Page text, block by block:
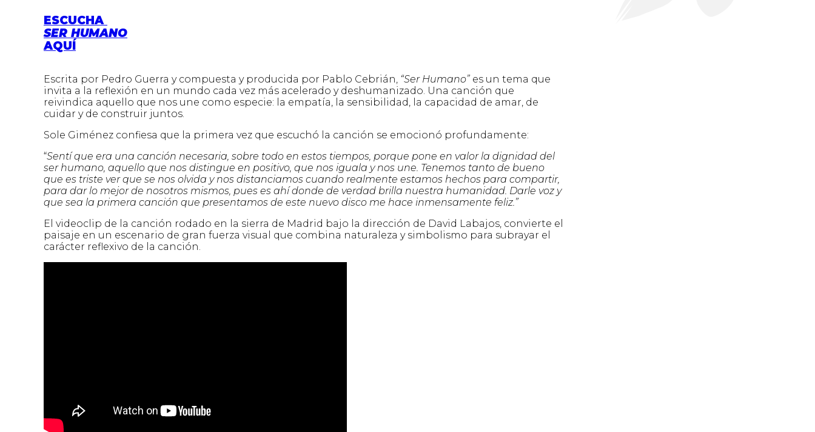
ESCUCHA
SER HUMANO
AQUÍ
Escrita por Pedro Guerra y compuesta y producida por Pablo Cebrián, “Ser Humano” es un tema que
invita a la reflexión en un mundo cada vez más acelerado y deshumanizado. Una canción que
reivindica aquello que nos une como especie: la empatía, la sensibilidad, la capacidad de amar, de
cuidar y de construir juntos.
Sole Giménez confiesa que la primera vez que escuchó la canción se emocionó profundamente:
“Sentí que era una canción necesaria, sobre todo en estos tiempos, porque pone en valor la dignidad del
ser humano, aquello que nos distingue en positivo, que nos iguala y nos une. Tenemos tanto de bueno
que es triste ver que se nos olvida y nos distanciamos cuando realmente estamos hechos para compartir,
para dar lo mejor de nosotros mismos, pues es ahí donde de verdad brilla nuestra humanidad. Darle voz y
que sea la primera canción que presentamos de este nuevo disco me hace inmensamente feliz.”
El videoclip de la canción rodado en la sierra de Madrid bajo la dirección de David Labajos, convierte el
paisaje en un escenario de gran fuerza visual que combina naturaleza y simbolismo para subrayar el
carácter reflexivo de la canción.